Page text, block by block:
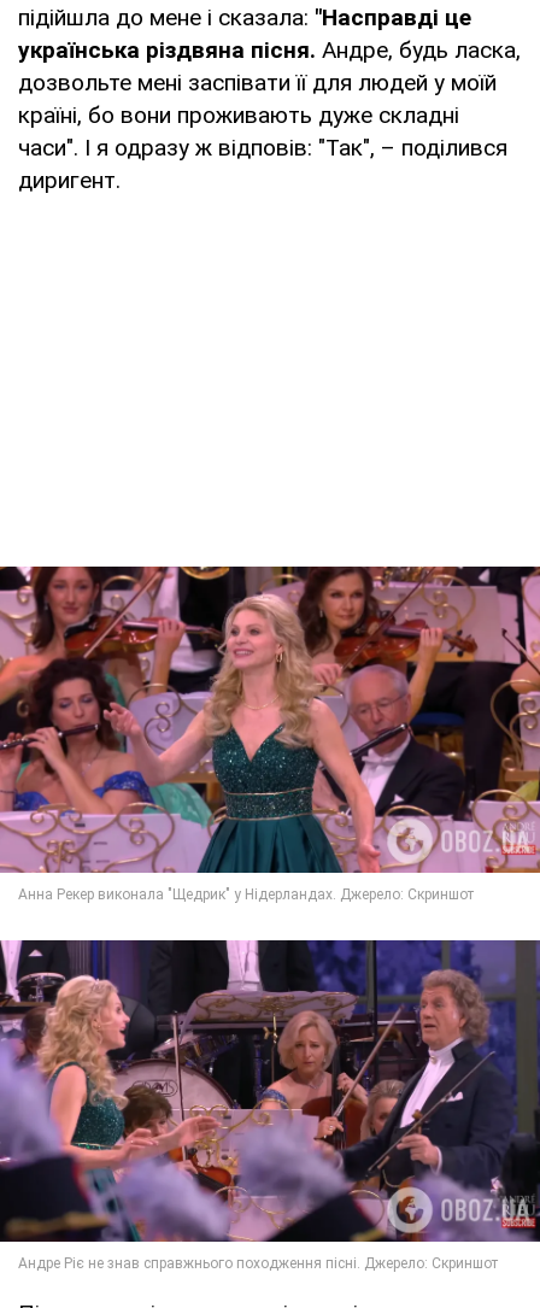
підійшла до мене і сказала: "Насправді це
українська різдвяна пісня. Андре, будь ласка,
дозвольте мені заспівати її для людей у моїй
країні, бо вони проживають дуже складні
часи". І я одразу ж відповів: "Так", – поділився
диригент.